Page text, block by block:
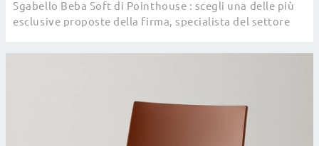
Sgabello Beba Soft di Pointhouse : scegli una delle più
esclusive proposte della firma, specialista del settore